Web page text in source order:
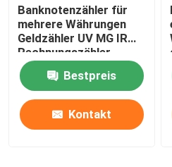
Banknotenzähler für
mehrere Währungen
Geldzähler UV MG IR
Rechnungszähler
Bestpreis
Kontakt